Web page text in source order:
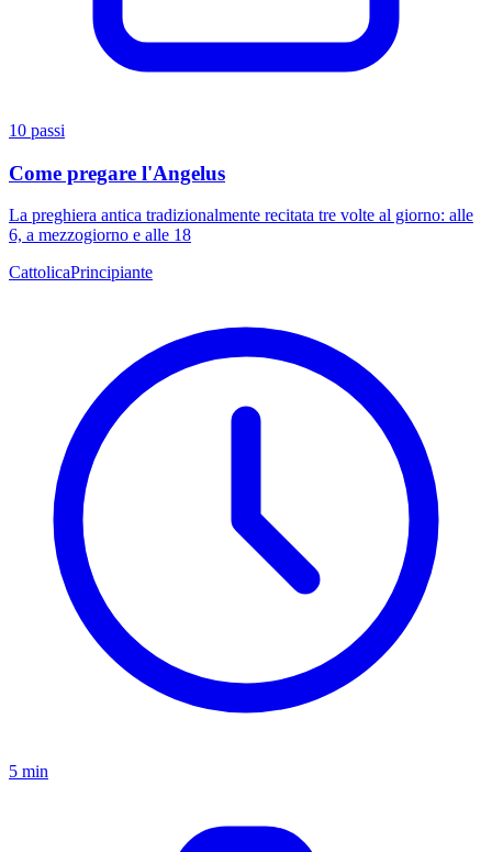
10 passi
Come pregare l'Angelus
La preghiera antica tradizionalmente recitata tre volte al giorno: alle
6, a mezzogiorno e alle 18
CattolicaPrincipiante
5 min